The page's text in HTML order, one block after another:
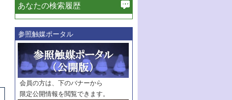
必ず含む
巻・号指定
巻
号
範囲指定
巻
号～
巻
号
触媒年鑑
あなたの検索履歴
参照触媒ポータル
会員の方は、下のバナーから
限定公開情報を閲覧できます。